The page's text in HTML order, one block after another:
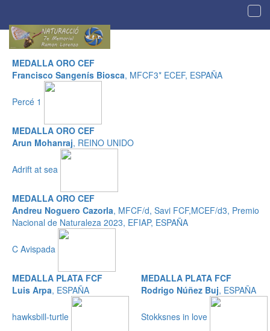
MEDALLA ORO CEF
Francisco Sangenís Biosca, MFCF3* ECEF, ESPAÑA
Percé 1
MEDALLA ORO CEF
Arun Mohanraj, REINO UNIDO
Adrift at sea
MEDALLA ORO CEF
Andreu Noguero Cazorla, MFCF/d, Savi FCF,MCEF/d3, Premio
Nacional de Naturaleza 2023, EFIAP, ESPAÑA
C Avispada
MEDALLA PLATA FCF
Luis Arpa, ESPAÑA
hawksbill-turtle
MEDALLA PLATA FCF
Rodrigo Núñez Buj, ESPAÑA
Stokksnes in love